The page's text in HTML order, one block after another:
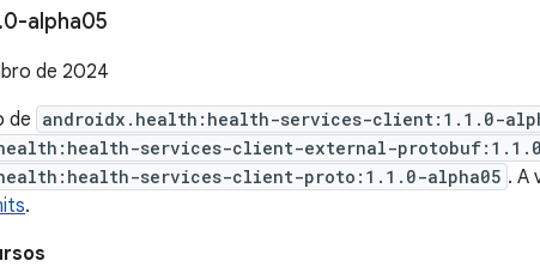
.0-alpha05
de 2024
de androidx.health:health-services-client:1.1.0-
services-client-external-
services-client-proto:1.1.0-alpha05 . A
.